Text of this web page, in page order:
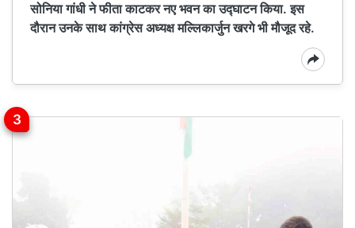
सोनिया गांधी ने फीता काटकर नए भवन का उद्घाटन किया. इस
दौरान उनके साथ कांग्रेस अध्यक्ष मल्लिकार्जुन खरगे भी मौजूद रहे.